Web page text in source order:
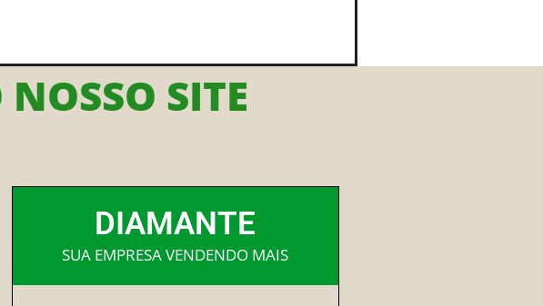
SITE
DIAMANTE
SUA EMPRESA VENDENDO MAIS